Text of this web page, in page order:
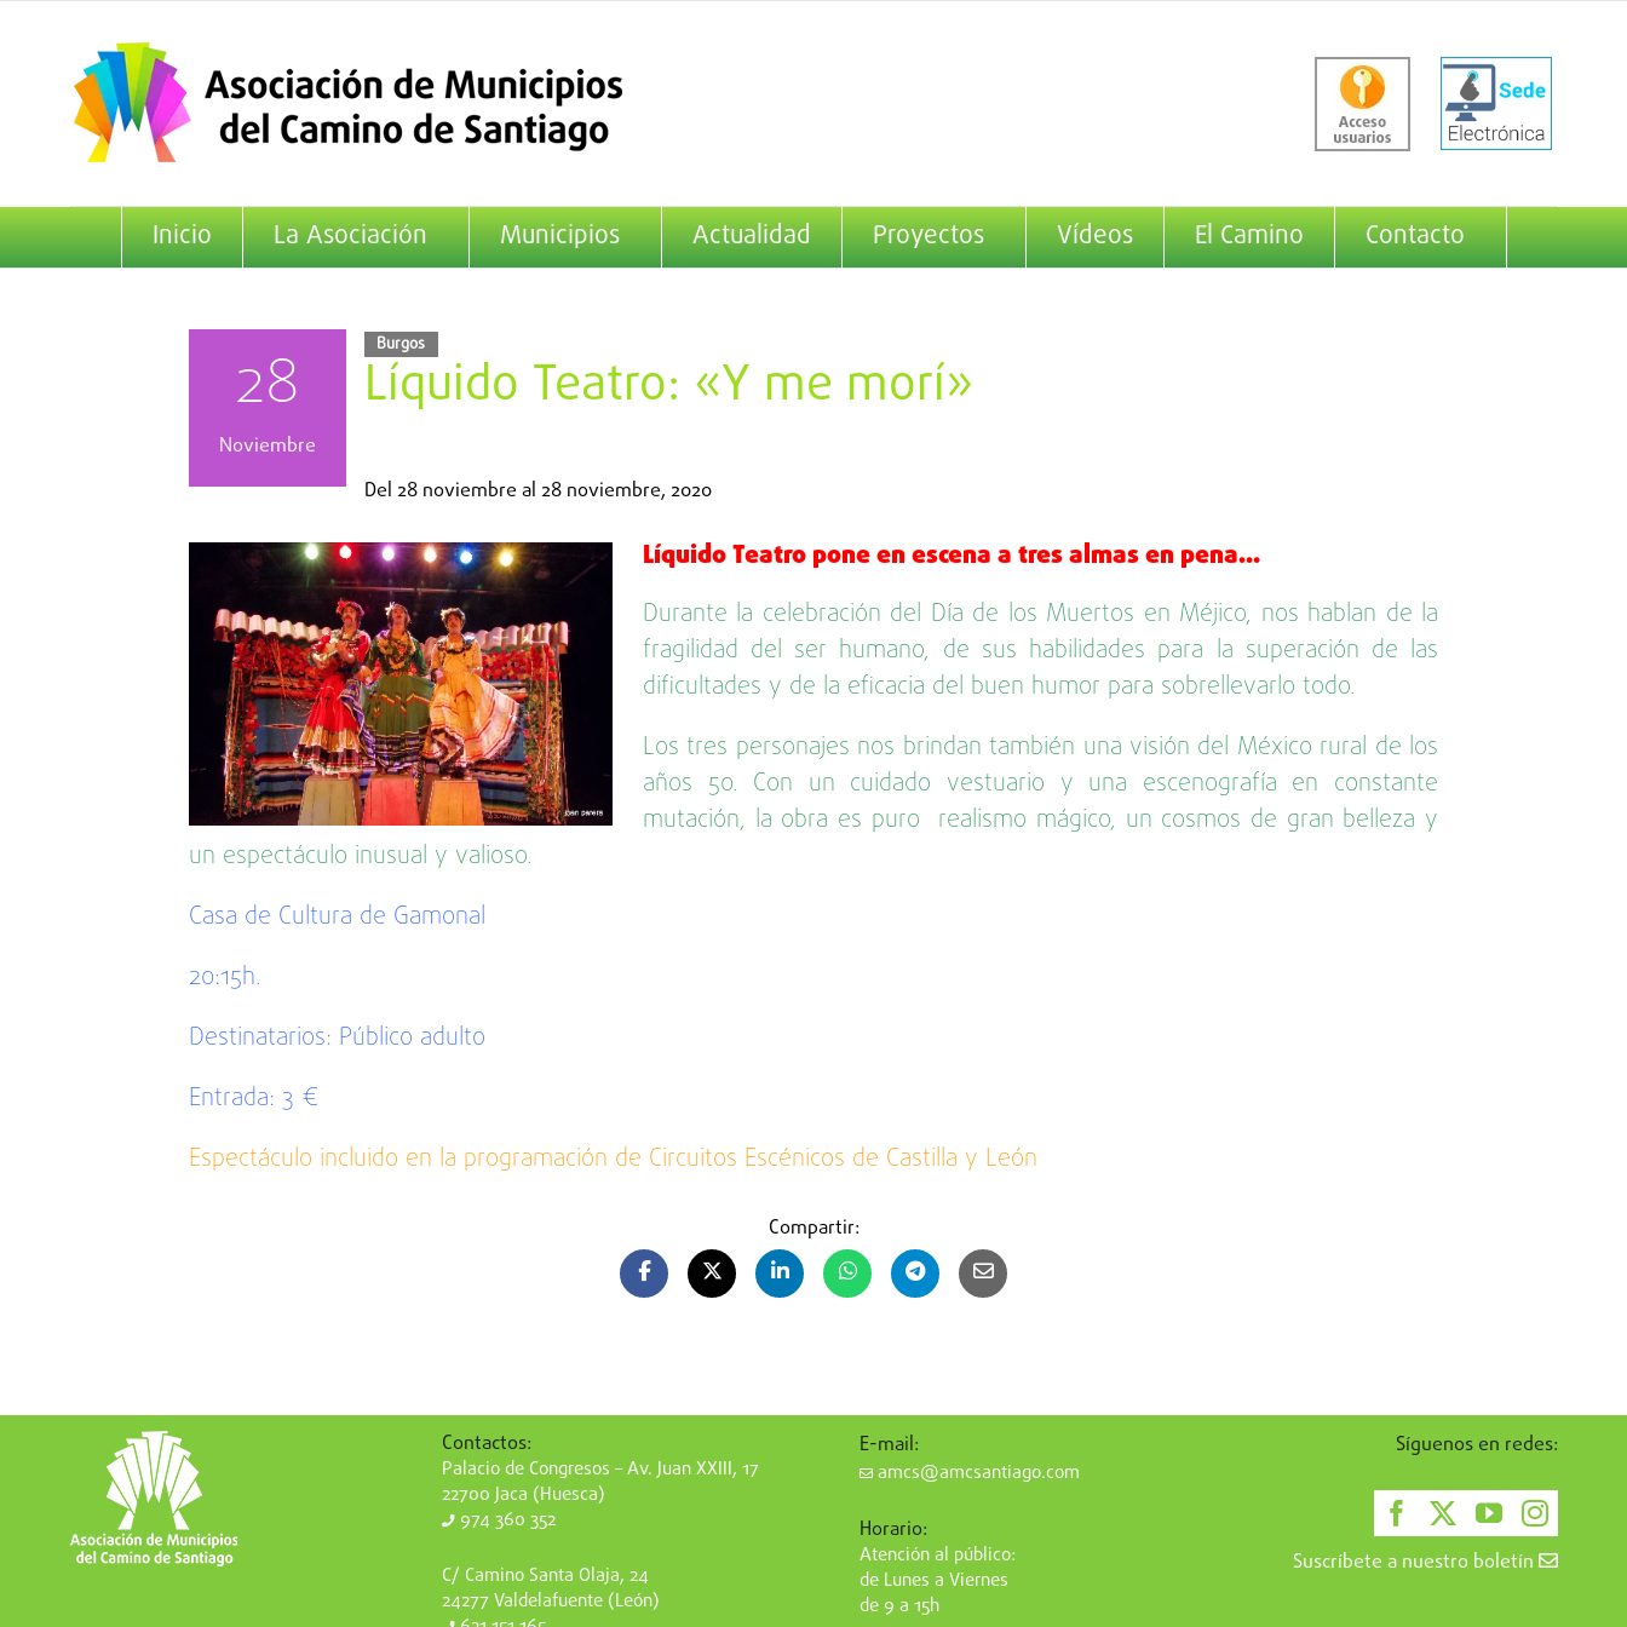
contenido
Inicio La Asociación Municipios Actualidad Proyectos Vídeos El Camino Contacto
28
Noviembre
Burgos
Líquido Teatro: «Y me morí»
Del 28 noviembre al 28 noviembre, 2020
Líquido Teatro pone en escena a tres almas en pena…
Durante la celebración del Día de los Muertos en Méjico, nos hablan de la
fragilidad del ser humano, de sus habilidades para la superación de las
dificultades y de la eficacia del buen humor para sobrellevarlo todo.
Los tres personajes nos brindan también una visión del México rural de los
años 50. Con un cuidado vestuario y una escenografía en constante
mutación, la obra es puro realismo mágico, un cosmos de gran belleza y
un espectáculo inusual y valioso.
Casa de Cultura de Gamonal
20:15h.
Destinatarios: Público adulto
Entrada: 3 €
Espectáculo incluido en la programación de Circuitos Escénicos de Castilla y León
Compartir:
Contactos:
Palacio de Congresos – Av. Juan XXIII, 17
22700 Jaca (Huesca)
974 360 352
C/ Camino Santa Olaja, 24
24277 Valdelafuente (León)
E-mail:
amcs@amcsantiago.com
Horario:
Atención al público:
de Lunes a Viernes
de 9 a 15h
Síguenos en redes:
Suscríbete a nuestro boletín